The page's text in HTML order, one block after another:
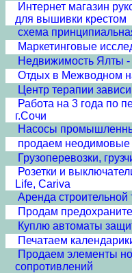
Интернет магазин
для вышивки крестом
схема
Маркетинговые
Недвижимость Ялты
Отдых в Межводном
Центр терапии
Работа на 3 года по
г.Сочи
Насосы
продаем неодимовые
Грузоперевозки,
Розетки и
Life, Cariva
Аренда строительной
Продам
Куплю автоматы
Печатаем
Продаем элементы
сопротивлений